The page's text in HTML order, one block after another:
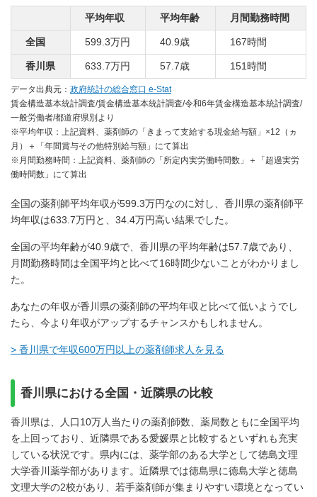
平均年収 平均年齢 月間勤務時間
全国 599.3万円 40.9歳 167時間
香川県 633.7万円 57.7歳 151時間
データ出典元： 政府統計の総合窓口 e-Stat
賃金構造基本統計調査/賃金構造基本統計調査/令和6年賃金構造基本統計調査/
一般労働者/都道府県別より
※平均年収：上記資料、薬剤師の「きまって支給する現金給与額」×12（ヵ
月）＋「年間賞与その他特別給与額」にて算出
※月間勤務時間：上記資料、薬剤師の「所定内実労働時間数」＋「超過実労
働時間数」にて算出
全国の薬剤師平均年収が599.3万円なのに対し、香川県の薬剤師平
均年収は633.7万円と、34.4万円高い結果でした。
全国の平均年齢が40.9歳で、香川県の平均年齢は57.7歳であり、
月間勤務時間は全国平均と比べて16時間少ないことがわかりまし
た。
あなたの年収が香川県の薬剤師の平均年収と比べて低いようでし
たら、今より年収がアップするチャンスかもしれません。
> 香川県で年収600万円以上の薬剤師求人を見る
香川県における全国・近隣県の比較
香川県は、人口10万人当たりの薬剤師数、薬局数ともに全国平均
を上回っており、近隣県である愛媛県と比較するといずれも充実
している状況です。県内には、薬学部のある大学として徳島文理
大学香川薬学部があります。近隣県では徳島県に徳島大学と徳島
文理大学の2校があり、若手薬剤師が集まりやすい環境となってい